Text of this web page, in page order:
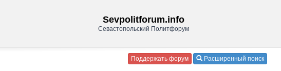
Sevpolitforum.info
Севастопольский Политфорум
Поддержать форум Расширенный поиск